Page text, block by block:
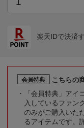
楽天IDで決済
会員特典
こちらの
「会員特典」ア
入しているファン
のみがご購入いた
るアイテムです。